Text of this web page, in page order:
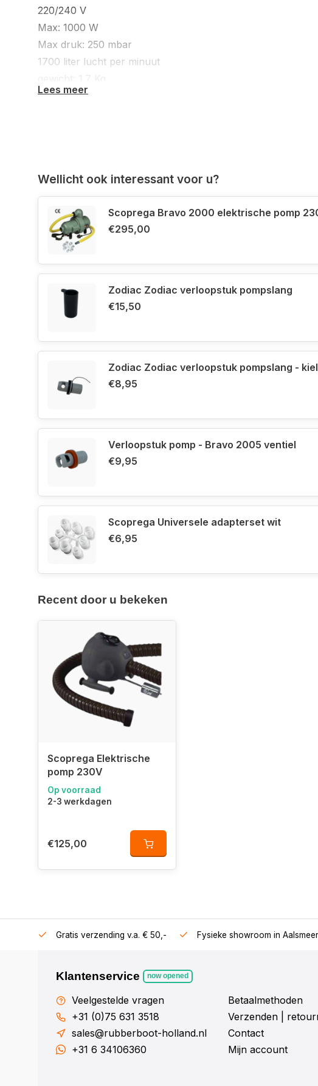
220/240 V
Max: 1000 W
Max druk: 250 mbar
1700 liter lucht per minuut
Afmetingen: 150 x 160 x 170 mm.
Lees meer
Wellicht ook interessant voor u?
Scoprega Bravo 2000 elektrische pomp
€295,00
Zodiac Zodiac verloopstuk pompslang
€15,50
Zodiac Zodiac verloopstuk pompslang - kiel
€8,95
Verloopstuk pomp - Bravo 2005 ventiel
€9,95
Scoprega Universele adapterset wit
€6,95
Recent door u bekeken
Scoprega Elektrische
pomp 230V
Op voorraad
2-3 werkdagen
€125,00
Gratis verzending v.a. € 50,- Fysieke showroom in
Klantenservice now opened
Veelgestelde vragen
+31 (0)75 631 3518
sales@rubberboot-holland.nl
+31 6 34106360
Betaalmethoden
Verzenden |
Contact
Mijn account